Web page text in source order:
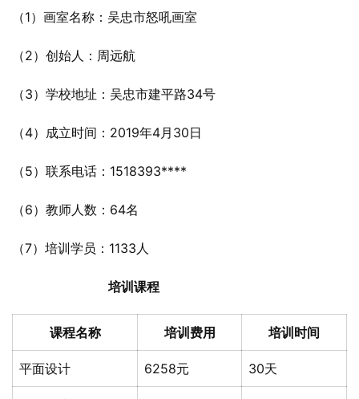
（1）画室名称：吴忠市怒吼画室
（2）创始人：周远航
（3）学校地址：吴忠市建平路34号
（4）成立时间：2019年4月30日
（5）联系电话：1518393****
（6）教师人数：64名
（7）培训学员：1133人
培训课程
课程名称 培训费用 培训时间
平面设计 6258元 30天